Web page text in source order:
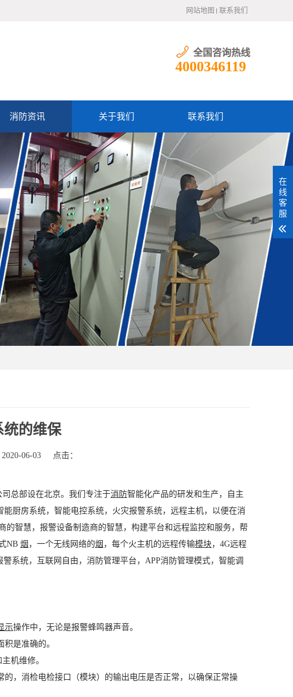
网站地图 联系我们
全国咨询热线
4000346119
消防资讯 关于我们 联系我们
统的维保
06-03 点击：
总部设在北京。我们专注于消防智能化产品的研发和生产，自主
厨房系统，智能电控系统，火灾报警系统，远程主机，以便在消
智慧，报警设备制造商的智慧，构建平台和远程监控和服务，帮
NB 烟 ，一个无线网络的烟 ，每个火主机的远程传输模块，4G远程
系统，互联网自由，消防管理平台，APP消防管理模式，智能调
示操作中，无论是报警蜂鸣器声音。
是准确的。
机维修。
，消检电检接口（模块）的输出电压是否正常，以确保正常操
在
线
客
服